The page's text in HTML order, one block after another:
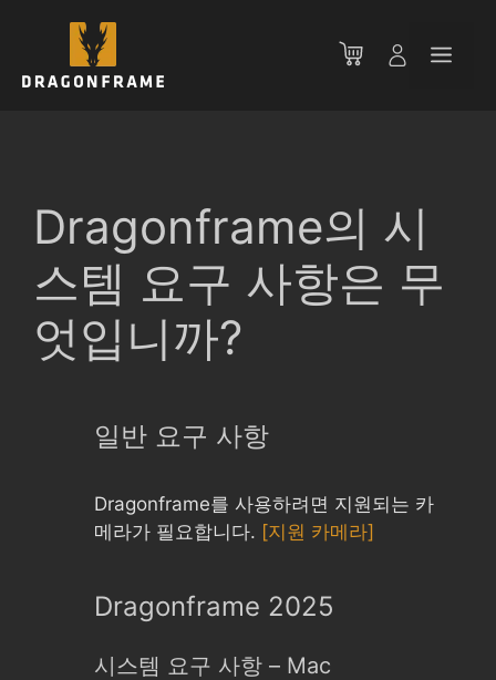
메
Dragonframe의 시
스템 요구 사항은 무
엇입니까?
일반 요구 사항
Dragonframe를 사용하려면 지원되는 카
메라가 필요합니다. [지원 카메라]
Dragonframe 2025
시스템 요구 사항 – Mac